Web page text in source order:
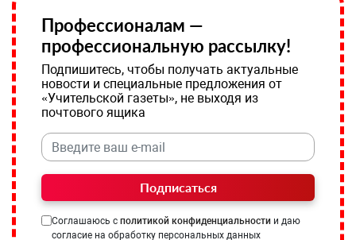
Профессионалам —
профессиональную рассылку!
Подпишитесь, чтобы получать актуальные
новости и специальные предложения от
«Учительской газеты», не выходя из
почтового ящика
Подписаться
Соглашаюсь с политикой конфиденциальности и даю
согласие на обработку персональных данных